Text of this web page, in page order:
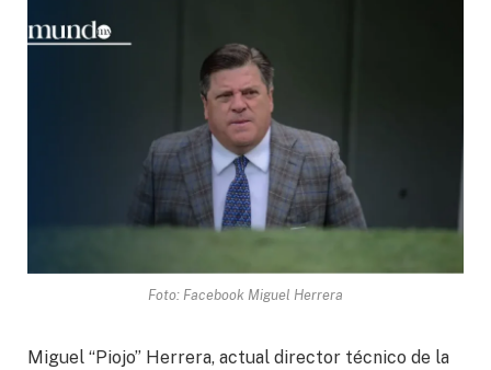
Foto: Facebook Miguel Herrera
Miguel “Piojo” Herrera, actual director técnico de la